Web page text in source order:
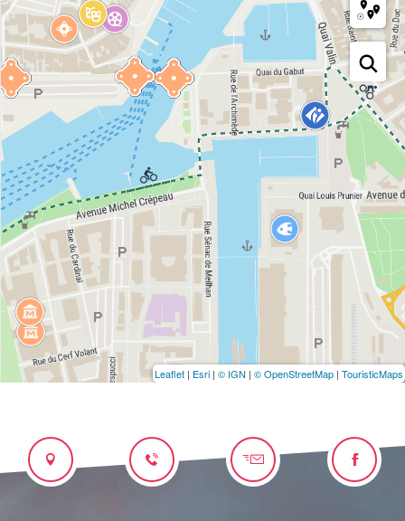
Leaflet | Esri | © IGN | © OpenStreetMap | TouristicMaps